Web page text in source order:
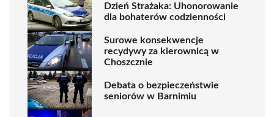
Dzień Strażaka: Uhonorowanie
dla bohaterów codzienności
Surowe konsekwencje
recydywy za kierownicą w
Choszcznie
Debata o bezpieczeństwie
seniorów w Barnimiu